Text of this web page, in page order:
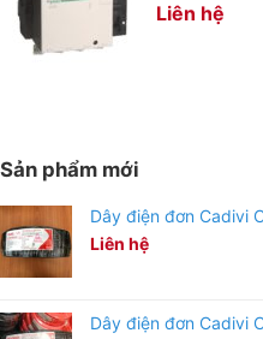
Khả năng chống nước,
Đèn Đường Năng Lượng
Vì thế, Đèn được lắp ở
sân vườn, bãi giữ xe, công
mất điện, khó kéo dây điện.
Chống nước theo
Liên hệ
Sản phẩm mới
Dây điện đơn Cadivi
Liên hệ
Dây điện đơn Cadivi